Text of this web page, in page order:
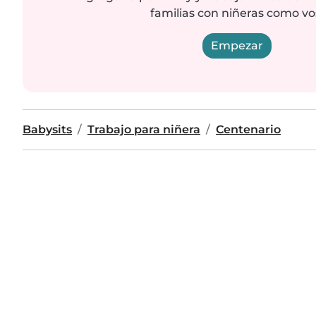
familias con niñeras como
Empezar
Babysits Trabajo para niñera Centenario